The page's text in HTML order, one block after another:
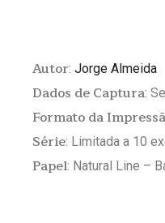
Autor: Jorge Almeida
Dados de Captura:
Formato da
Série: Limitada a 10
Papel: Natural Line –